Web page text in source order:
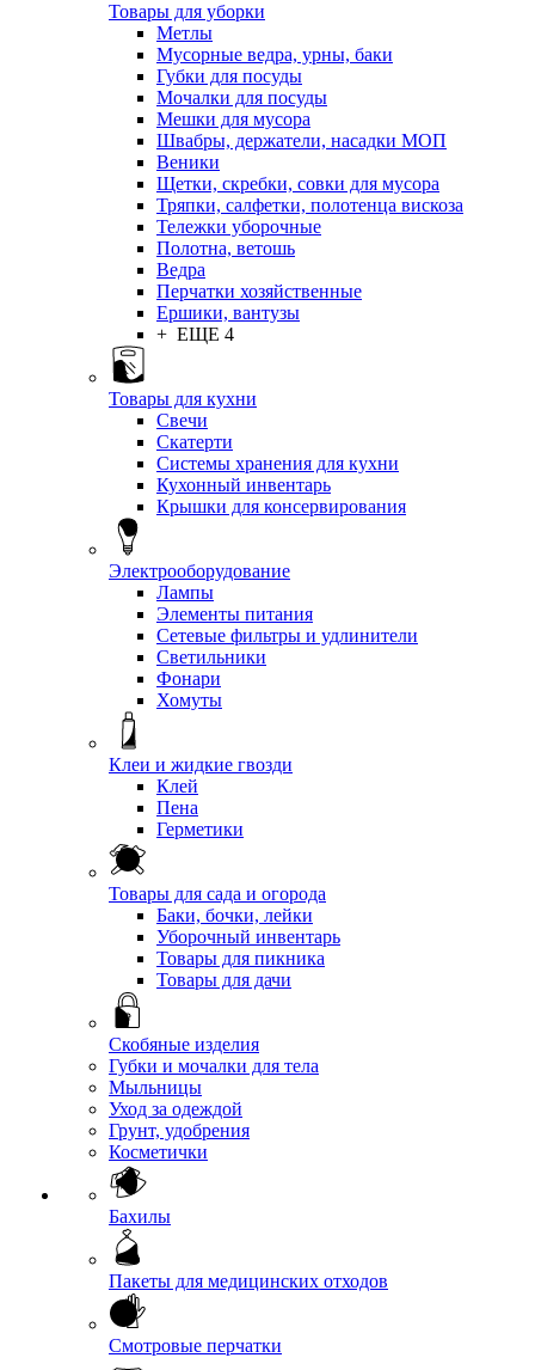
Товары для уборки
Метлы
Мусорные ведра, урны, баки
Губки для посуды
Мочалки для посуды
Мешки для мусора
Швабры, держатели, насадки МОП
Веники
Щетки, скребки, совки для мусора
Тряпки, салфетки, полотенца вискоза
Тележки уборочные
Полотна, ветошь
Ведра
Перчатки хозяйственные
Ершики, вантузы
+ ЕЩЕ 4
Товары для кухни
Свечи
Скатерти
Системы хранения для кухни
Кухонный инвентарь
Крышки для консервирования
Электрооборудование
Лампы
Элементы питания
Сетевые фильтры и удлинители
Светильники
Фонари
Хомуты
Клеи и жидкие гвозди
Клей
Пена
Герметики
Товары для сада и огорода
Баки, бочки, лейки
Уборочный инвентарь
Товары для пикника
Товары для дачи
Скобяные изделия
Губки и мочалки для тела
Мыльницы
Уход за одеждой
Грунт, удобрения
Косметички
Бахилы
Пакеты для медицинских отходов
Смотровые перчатки